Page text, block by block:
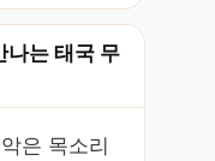
나는 태국 무
은 목소리